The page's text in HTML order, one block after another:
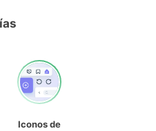
Iconos de